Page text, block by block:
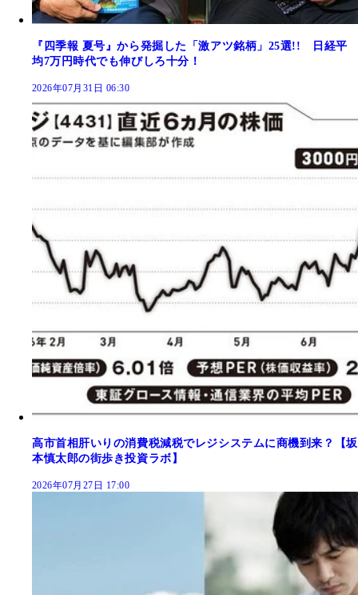
『四季報 夏号』から発掘した「激アツ銘柄」25選!! 日経平
均7万円時代でも伸びしろ十分！
2026年07月31日 06:30
高市首相肝いりの消費税減税でレジシステムに商機到来？【坂
本慎太郎の街歩き投資ラボ】
2026年07月27日 17:00